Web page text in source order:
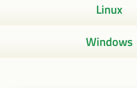
Linux
Windows